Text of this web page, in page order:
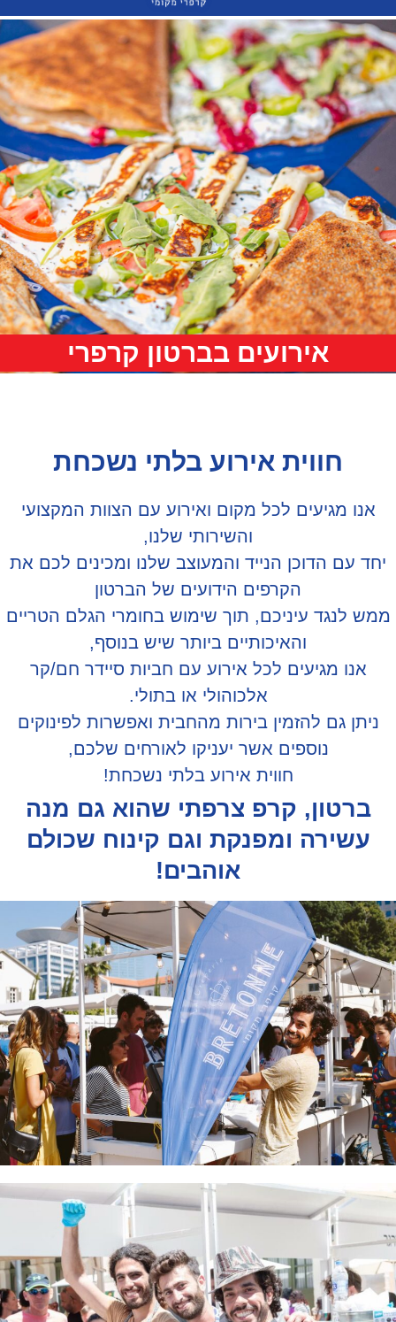
אירועים בברטון קרפרי
חווית אירוע בלתי נשכחת
מגיעים לכל מקום ואירוע עם הצוות המקצועי
והשירותי שלנו,
עם הדוכן הנייד והמעוצב שלנו ומכינים לכם את
הקרפים הידועים של הברטון
לנגד עיניכם, תוך שימוש בחומרי הגלם הטריים
והאיכותיים ביותר שיש בנוסף,
אנו מגיעים לכל אירוע עם חביות סיידר חם/קר
אלכוהולי או בתולי.
גם להזמין בירות מהחבית ואפשרות לפינוקים
נוספים אשר יעניקו לאורחים שלכם,
חווית אירוע בלתי נשכחת!
ברטון, קרפ צרפתי שהוא גם מנה
עשירה ומפנקת וגם קינוח שכולם
אוהבים!